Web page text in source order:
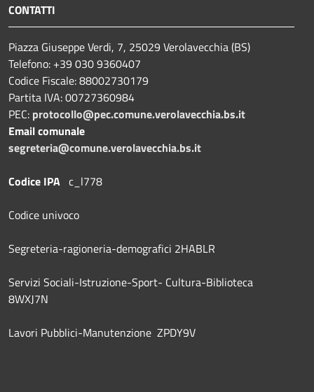
CONTATTI
Piazza Giuseppe Verdi, 7, 25029 Verolavecchia (BS)
Telefono: +39 030 9360407
Codice Fiscale: 88002730179
Partita IVA: 00727360984
PEC: protocollo@pec.comune.verolavecchia.bs.it
Email comunale
segreteria@comune.verolavecchia.bs.it
Codice IPA c_l778
Codice univoco
Segreteria-ragioneria-demografici 2HABLR
Servizi Sociali-Istruzione-Sport- Cultura-Biblioteca
8WXJ7N
Lavori Pubblici-Manutenzione ZPDY9V